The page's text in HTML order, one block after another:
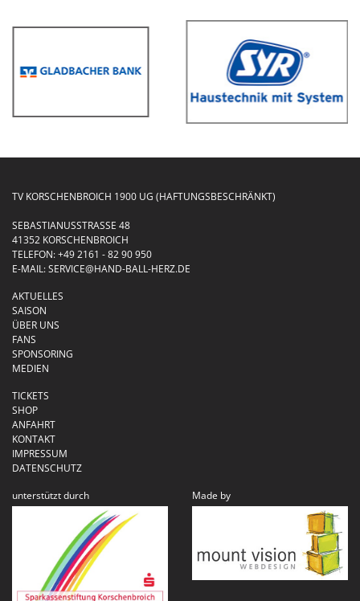
TV KORSCHENBROICH 1900 UG (HAFTUNGSBESCHRÄNKT)
SEBASTIANUSSTRASSE 48
41352 KORSCHENBROICH
TELEFON:+49 2161 - 82 90 950
E-MAIL:SERVICE@HAND-BALL-HERZ.DE
AKTUELLES
SAISON
ÜBER UNS
FANS
SPONSORING
MEDIEN
TICKETS
SHOP
ANFAHRT
KONTAKT
IMPRESSUM
DATENSCHUTZ
unterstützt durch
Made by